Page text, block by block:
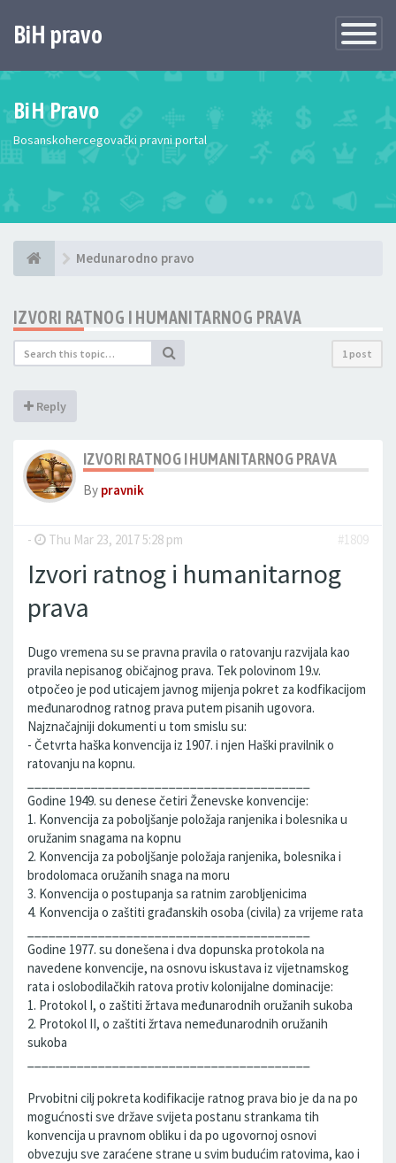
Toggle
BiH pravo
BiH Pravo
Bosanskohercegovački pravni portal
Medunarodno pravo
IZVORI RATNOG I HUMANITARNOG PRAVA
1 post
Reply
IZVORI RATNOG I HUMANITARNOG PRAVA
By pravnik
- Thu Mar 23, 2017 5:28 pm #1809
Izvori ratnog i humanitarnog
prava
Dugo vremena su se pravna pravila o ratovanju razvijala kao
pravila nepisanog običajnog prava. Tek polovinom 19.v.
otpočeo je pod uticajem javnog mijenja pokret za kodfikacijom
međunarodnog ratnog prava putem pisanih ugovora.
Najznačajniji dokumenti u tom smislu su:
- Četvrta haška konvencija iz 1907. i njen Haški pravilnik o
ratovanju na kopnu.
Godine 1949. su denese četiri Ženevske konvencije:
1. Konvencija za poboljšanje položaja ranjenika i bolesnika u
oružanim snagama na kopnu
2. Konvencija za poboljšanje položaja ranjenika, bolesnika i
brodolomaca oružanih snaga na moru
3. Konvencija o postupanja sa ratnim zarobljenicima
4. Konvencija o zaštiti građanskih osoba (civila) za vrijeme rata
Godine 1977. su donešena i dva dopunska protokola na
navedene konvencije, na osnovu iskustava iz vijetnamskog
rata i oslobodilačkih ratova protiv kolonijalne dominacije:
1. Protokol I, o zaštiti žrtava međunarodnih oružanih sukoba
2. Protokol II, o zaštiti žrtava nemeđunarodnih oružanih
sukoba
Prvobitni cilj pokreta kodifikacije ratnog prava bio je da na po
mogućnosti sve države svijeta postanu strankama tih
konvencija u pravnom obliku i da po ugovornoj osnovi
obvezuju sve zaraćene strane u svim budućim ratovima, kao i